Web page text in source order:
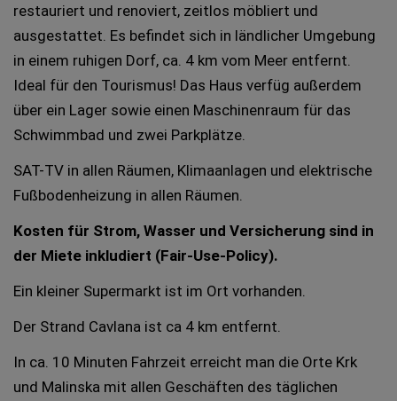
restauriert und renoviert, zeitlos möbliert und
ausgestattet. Es befindet sich in ländlicher Umgebung
in einem ruhigen Dorf, ca. 4 km vom Meer entfernt.
Ideal für den Tourismus! Das Haus verfüg außerdem
über ein Lager sowie einen Maschinenraum für das
Schwimmbad und zwei Parkplätze.
SAT-TV in allen Räumen, Klimaanlagen und elektrische
Fußbodenheizung in allen Räumen.
Kosten für Strom, Wasser und Versicherung sind in
der Miete inkludiert (Fair-Use-Policy).
Ein kleiner Supermarkt ist im Ort vorhanden.
Der Strand Cavlana ist ca 4 km entfernt.
In ca. 10 Minuten Fahrzeit erreicht man die Orte Krk
und Malinska mit allen Geschäften des täglichen